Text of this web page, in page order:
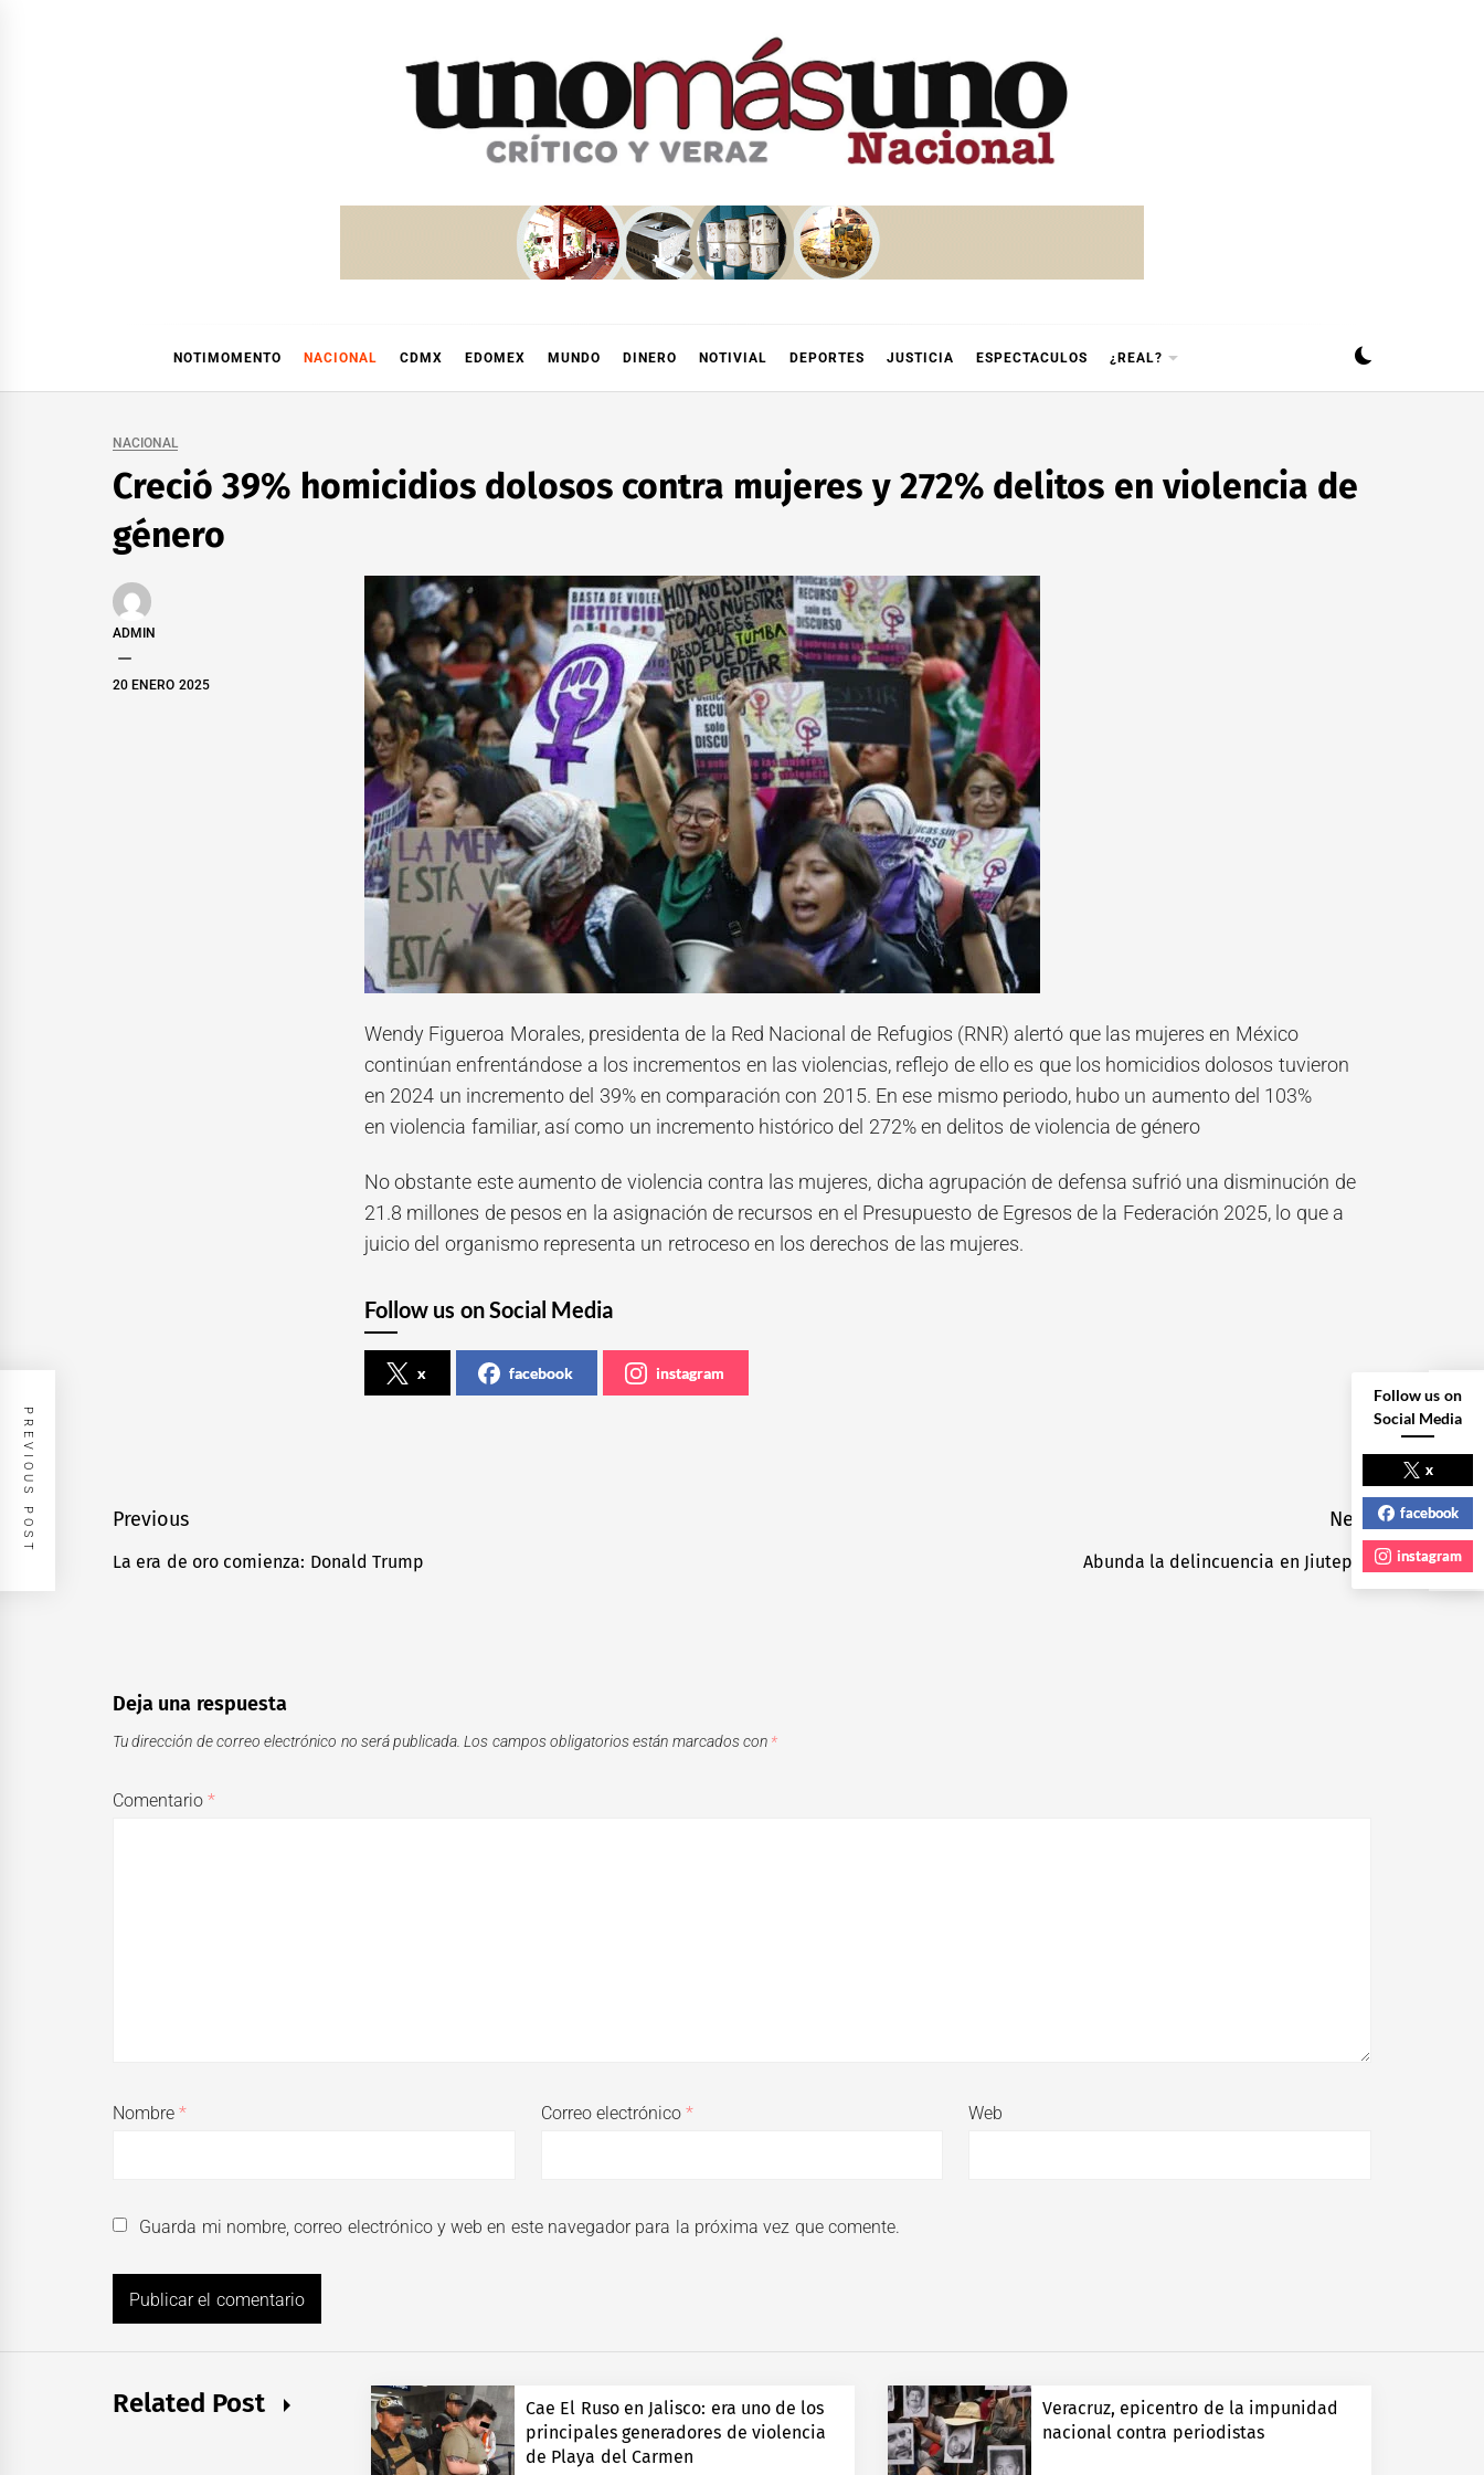
NOTIMOMENTO NACIONAL CDMX EDOMEX MUNDO DINERO NOTIVIAL DEPORTES JUSTICIA ESPECTACULOS ¿REAL?
NACIONAL
Creció 39% homicidios dolosos contra mujeres y 272% delitos en violencia de
género
ADMIN
20 ENERO 2025
Wendy Figueroa Morales, presidenta de la Red Nacional de Refugios (RNR) alertó que las mujeres en México
continúan enfrentándose a los incrementos en las violencias, reflejo de ello es que los homicidios dolosos tuvieron
en 2024 un incremento del 39% en comparación con 2015. En ese mismo periodo, hubo un aumento del 103%
en violencia familiar, así como un incremento histórico del 272% en delitos de violencia de género
No obstante este aumento de violencia contra las mujeres, dicha agrupación de defensa sufrió una disminución de
21.8 millones de pesos en la asignación de recursos en el Presupuesto de Egresos de la Federación 2025, lo que a
juicio del organismo representa un retroceso en los derechos de las mujeres.
Follow us on Social Media
x facebook instagram
Navegación
de
Previous
Previous
La era de oro comienza: Donald Trump
Next
Next
post:
Abunda la delincuencia en Jiutepec
PREVIOUS POST NEXT POST
Deja una respuesta
Tu dirección de correo electrónico no será publicada. Los campos obligatorios están marcados con *
Comentario*
Nombre* Correo electrónico* Web
Guarda mi nombre, correo electrónico y web en este navegador para la próxima vez que comente.
Related Post
Cae El Ruso en Jalisco: era uno de los
principales generadores de violencia
de Playa del Carmen
Veracruz, epicentro de la impunidad
nacional contra periodistas
Follow us on
Social Media
x
facebook
instagram